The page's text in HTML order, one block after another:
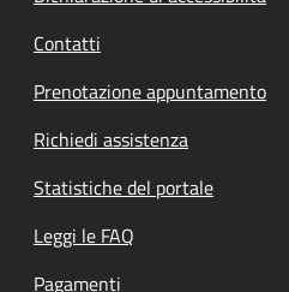
Contatti
Prenotazione appuntamento
Richiedi assistenza
Statistiche del portale
Leggi le FAQ
Pagamenti